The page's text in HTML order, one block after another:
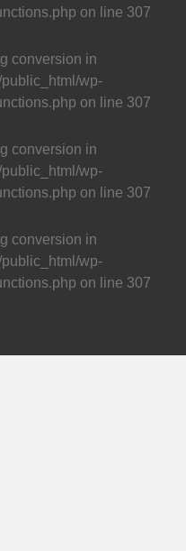
on line 307
conversion in
wp-
on line 307
conversion in
wp-
on line 307
conversion in
wp-
on line 307